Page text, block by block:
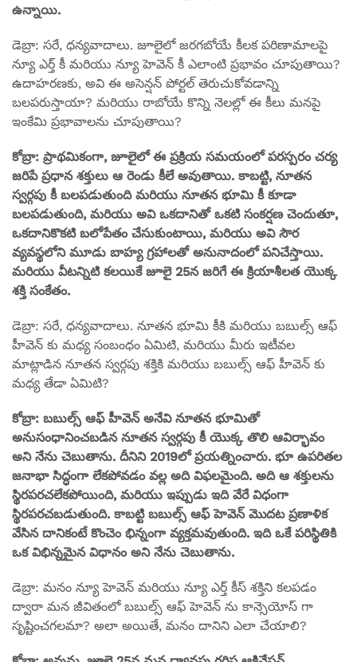
ఉన్నాయి.
డెబ్రా: సరే, ధన్యవాదాలు. జూలైలో జరగబోయే కీలక పరిణామాలపై
న్యూ ఎర్త్ కీ మరియు న్యూ హెవెన్ కీ ఎలాంటి ప్రభావం చూపుతాయి?
ఉదాహరణకు, అవి ఈ అసెన్షన్ పోర్టల్ తెరుచుకోవడాన్ని
బలపరుస్తాయా? మరియు రాబోయే కొన్ని నెలల్లో ఈ కీలు మనపై
ఇంకేమి ప్రభావాలను చూపుతాయి?
కోబ్రా: ప్రాథమికంగా, జూలైలో ఈ ప్రక్రియ సమయంలో పరస్పరం చర్య
జరిపే ప్రధాన శక్తులు ఆ రెండు కీలే అవుతాయి. కాబట్టి, నూతన
స్వర్గపు కీ బలపడుతుంది మరియు నూతన భూమి కీ కూడా
బలపడుతుంది, మరియు అవి ఒకదానితో ఒకటి సంకర్షణ చెందుతూ,
ఒకదానికొకటి బలోపేతం చేసుకుంటాయి, మరియు అవి సౌర
వ్యవస్థలోని మూడు బాహ్య గ్రహాలతో అనునాదంలో పనిచేస్తాయి.
మరియు వీటన్నిటి కలయికే జూలై 25న జరిగే ఈ క్రియాశీలత యొక్క
శక్తి సంకేతం.
డెబ్రా: సరే, ధన్యవాదాలు. నూతన భూమి కీకి మరియు బబుల్స్ ఆఫ్
హీవెన్ కు మధ్య సంబంధం ఏమిటి, మరియు మీరు ఇటీవల
మాట్లాడిన నూతన స్వర్గపు శక్తికి మరియు బబుల్స్ ఆఫ్ హీవెన్ కు
మధ్య తేడా ఏమిటి?
కోబ్రా: బబుల్స్ ఆఫ్ హీవెన్ అనేవి నూతన భూమితో
అనుసంధానించబడిన నూతన స్వర్గపు కీ యొక్క తొలి ఆవిర్భావం
అని నేను చెబుతాను. దీనిని 2019లో ప్రయత్నించారు. భూ ఉపరితల
జనాభా సిద్ధంగా లేకపోవడం వల్ల అది విఫలమైంది. అది ఆ శక్తులను
స్థిరపరచలేకపోయింది, మరియు ఇప్పుడు ఇది వేరే విధంగా
స్థిరపరచబడుతుంది. కాబట్టి బబుల్స్ ఆఫ్ హెవెన్ మొదట ప్రణాళిక
వేసిన దానికంటే కొంచెం భిన్నంగా వ్యక్తమవుతుంది. ఇది ఒకే పరిస్థితికి
ఒక విభిన్నమైన విధానం అని నేను చెబుతాను.
డెబ్రా: మనం న్యూ హెవెన్ మరియు న్యూ ఎర్త్ కీస్ శక్తిని కలపడం
ద్వారా మన జీవితంలో బబుల్స్ ఆఫ్ హెవెన్ ను కాన్సెయోస్ గా
సృష్టించగలమా? అలా అయితే, మనం దానిని ఎలా చేయాలి?